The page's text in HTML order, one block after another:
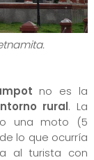
no es la
rural. La
una moto (5
lo que ocurría
al turista con